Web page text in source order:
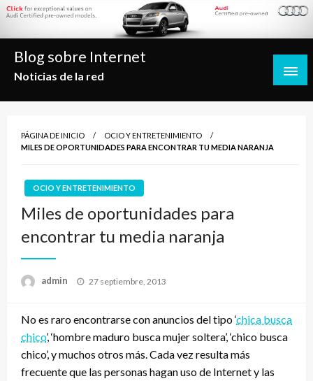
Saltar
contenido
Blog sobre Internet
Noticias de la red
PÁGINA DE INICIO
OCIO Y ENTRETENIMIENTO
MILES DE OPORTUNIDADES PARA ENCONTRAR TU MEDIA NARANJA
OCIO Y ENTRETENIMIENTO
Miles de oportunidades para
encontrar tu media naranja
admin
Publicado
27 septiembre, 2013
No es raro encontrarse con anuncios del tipo ‘chica busca
chico’, ‘hombre maduro busca mujer soltera’, ‘chico busca
chico’, y muchos otros más. Cada vez resulta más
frecuente que las personas hagan uso de Internet y las